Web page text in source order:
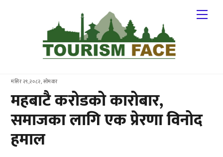
मंसिर २९,२०८२, सोमवार
महबाटै करोडको कारोबार,
समाजका लागि एक प्रेरणा विनोद
हमाल